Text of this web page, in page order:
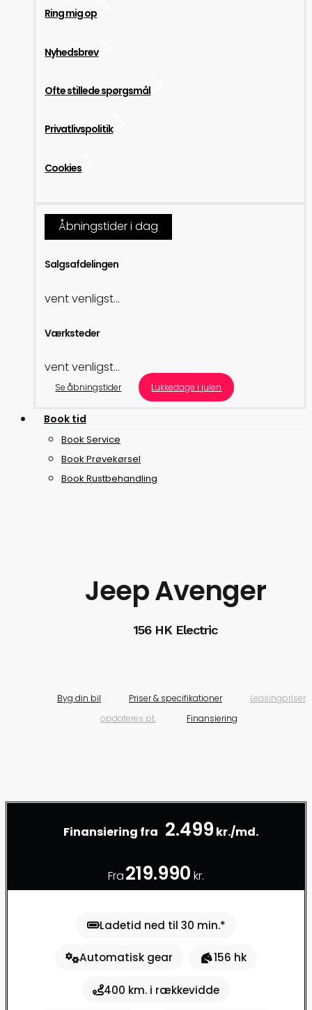
Ring mig op
Nyhedsbrev
Ofte stillede spørgsmål
Privatlivspolitik
Cookies
Åbningstider i dag
Salgsafdelingen
vent venligst...
Værksteder
vent venligst...
Se åbningstider Lukkedage i julen
Book tid
Book Service
Book Prøvekørsel
Book Rustbehandling
Jeep Avenger
156 HK Electric
Byg din bil Priser & specifikationer
Leasingpriser
opdateres pt.
Finansiering
Finansiering fra 2.499 kr./md.
Fra219.990 kr.
Ladetid ned til 30 min.*
Automatisk gear 156 hk
400 km. i rækkevidde